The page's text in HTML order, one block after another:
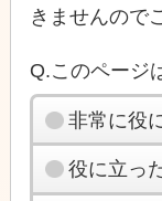
きませんので
Q.このページ
非常に役
役に立っ